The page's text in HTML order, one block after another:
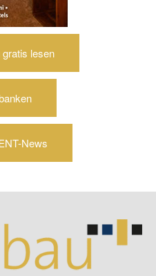
lesen
News